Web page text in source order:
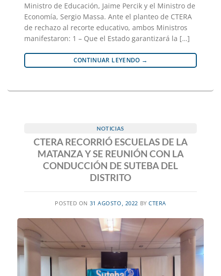
Ministro de Educación, Jaime Percik y el Ministro de
Economía, Sergio Massa. Ante el planteo de CTERA
de rechazo al recorte educativo, ambos Ministros
manifestaron: 1 – Que el Estado garantizará la […]
CONTINUAR LEYENDO →
NOTICIAS
CTERA RECORRIÓ ESCUELAS DE LA
MATANZA Y SE REUNIÓN CON LA
CONDUCCIÓN DE SUTEBA DEL
DISTRITO
POSTED ON 31 AGOSTO, 2022 BYCTERA